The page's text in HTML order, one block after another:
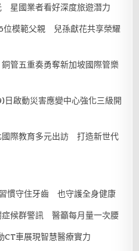
星國業者看好深度旅遊潛力
位模範父親 兒孫獻花共享榮耀
管五重奏勇奪新加坡國際管樂
啟動災害應變中心強化三級開
國際教育多元出訪 打造新世代
慣守住牙齒 也守護全身健康
症候群警訊 醫籲每月量一次腰
車展現智慧醫療實力